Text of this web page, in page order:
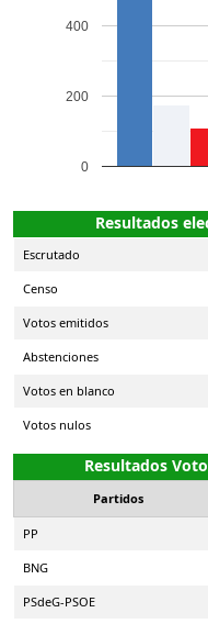
0
200
400
Resultados
Escrutado
Censo
Votos emitidos
Abstenciones
Votos en blanco
Votos nulos
Resultados
Partidos
PP
BNG
PSdeG-PSOE